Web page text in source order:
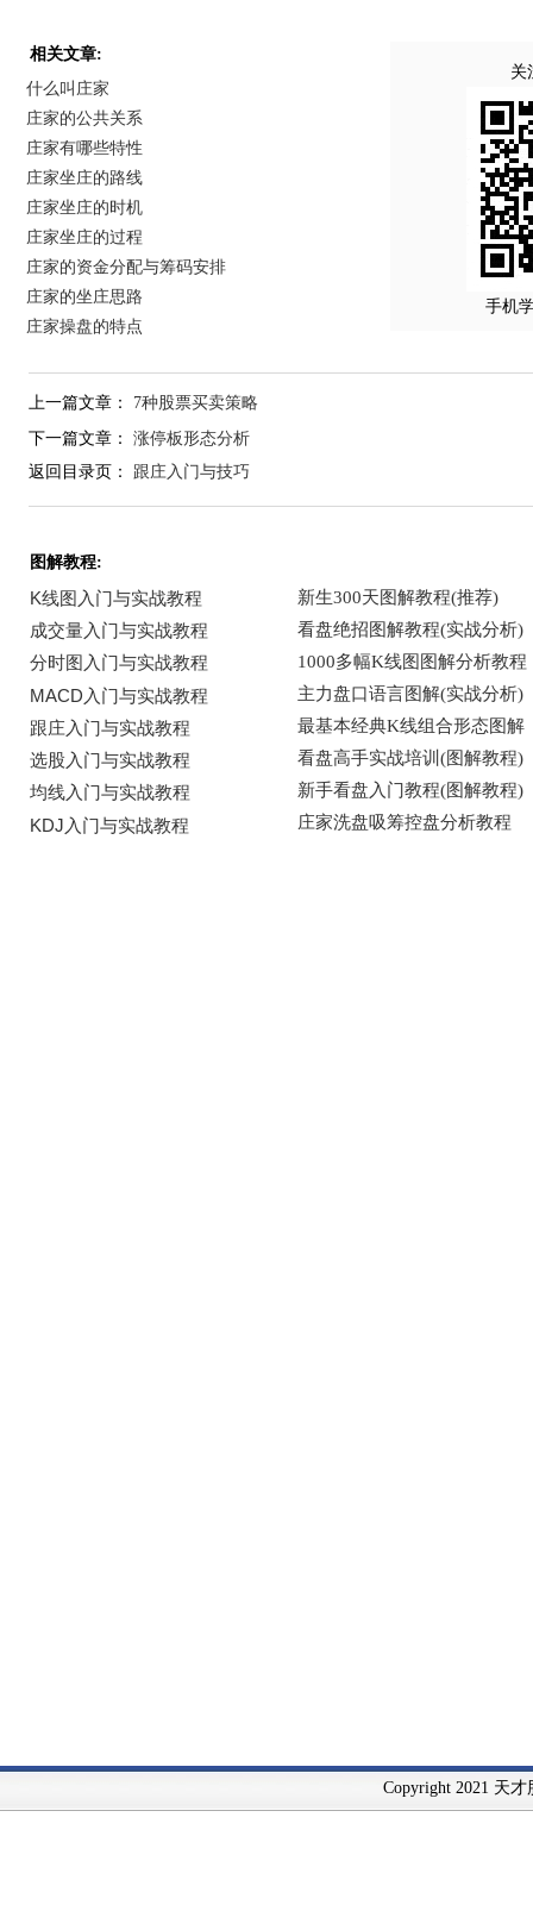
相关文章:
什么叫庄家
庄家的公共关系
庄家有哪些特性
庄家坐庄的路线
庄家坐庄的时机
庄家坐庄的过程
庄家的资金分配与筹码安排
庄家的坐庄思路
庄家操盘的特点
关
手机
上一篇文章： 7种股票买卖策略
下一篇文章： 涨停板形态分析
返回目录页： 跟庄入门与技巧
图解教程:
Copyright 2021 天